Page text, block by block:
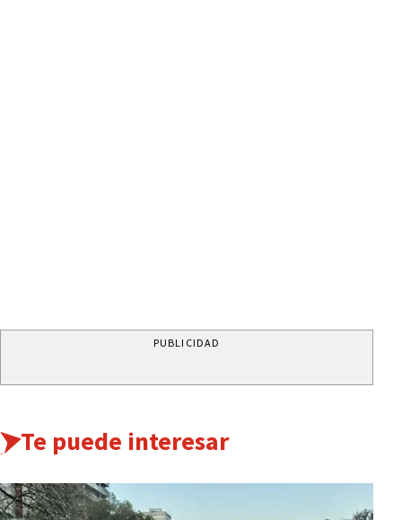
PUBLICIDAD
Te puede interesar